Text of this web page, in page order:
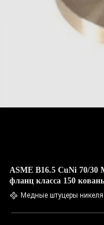
ASME B16.5 CuNi 70/
фланц класса 150
Медные штуцеры никеля